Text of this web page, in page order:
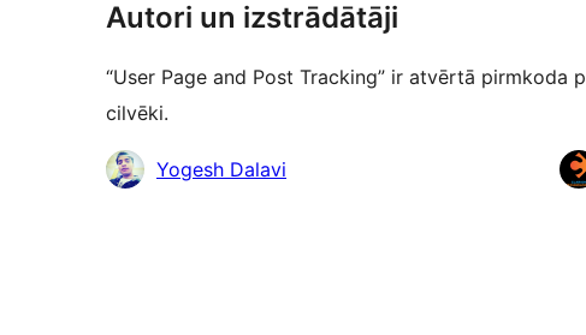
Autori un izstrādātāji
“User Page and Post Tracking” ir atvērtā pirmkoda
cilvēki.
Līdzdalībnieki
Yogesh Dalavi